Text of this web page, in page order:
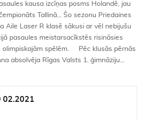
kausa izcīņas posms Holandē, jau
Tallinā... Šo sezonu Priedaines
Aile Laser R klasē sākusi ar vēl nebijušu
pasaules meistarsacīkstēs risināsies
olimpiskajām spēlēm. Pēc klusās pērnās
absolvēja Rīgas Valsts 1. ģimnāziju…
02.2021